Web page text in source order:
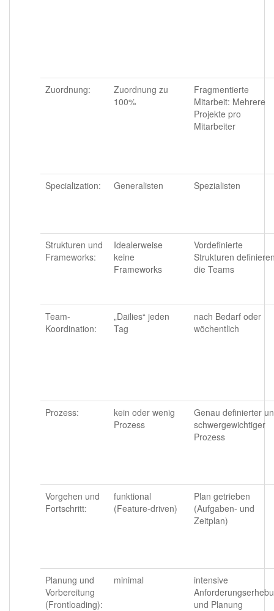
Zuordnung:
Zuordnung zu
100%
Fragmentierte
Mitarbeit: Mehrere
Projekte pro
Mitarbeiter
Specialization: Generalisten Spezialisten
Strukturen und
Frameworks:
Idealerweise
keine
Frameworks
Vordefinierte
Strukturen
die Teams
Team-
Koordination:
„Dailies“ jeden
Tag
nach Bedarf oder
wöchentlich
Prozess:
kein oder wenig
Prozess
Genau definierter
schwergewichtiger
Prozess
Vorgehen und
Fortschritt:
funktional
(Feature-driven)
Plan getrieben
(Aufgaben- und
Zeitplan)
Planung und
Vorbereitung
(Frontloading):
minimal
intensive
und Planung